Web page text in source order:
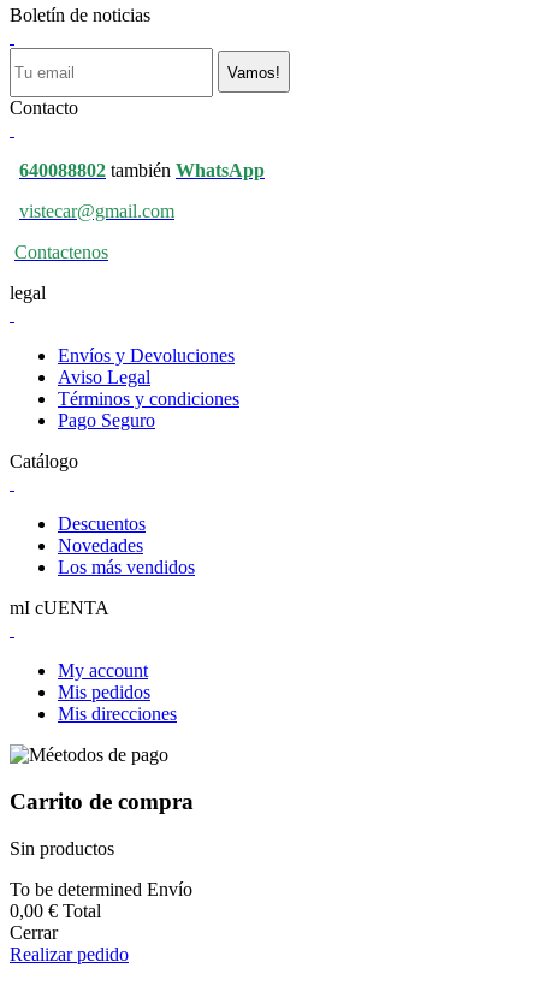
Boletín de noticias
Vamos!
Contacto
640088802 también WhatsApp
vistecar@gmail.com
Contactenos
legal
Envíos y Devoluciones
Aviso Legal
Términos y condiciones
Pago Seguro
Catálogo
Descuentos
Novedades
Los más vendidos
mI cUENTA
My account
Mis pedidos
Mis direcciones
Carrito de compra
Sin productos
To be determined Envío
0,00 € Total
Cerrar
Realizar pedido